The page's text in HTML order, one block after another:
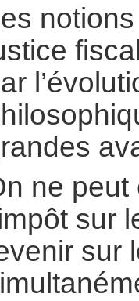
ne peut
sur
sur